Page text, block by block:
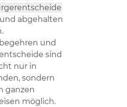
abgehalten
und
sind
nur in
sondern
ganzen
möglich.